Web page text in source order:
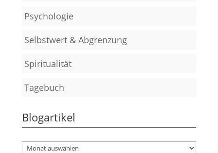
Psychologie
Selbstwert & Abgrenzung
Spiritualität
Tagebuch
Blogartikel